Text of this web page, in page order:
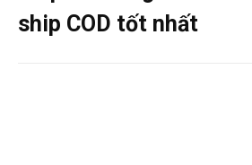
ship COD tốt nhất